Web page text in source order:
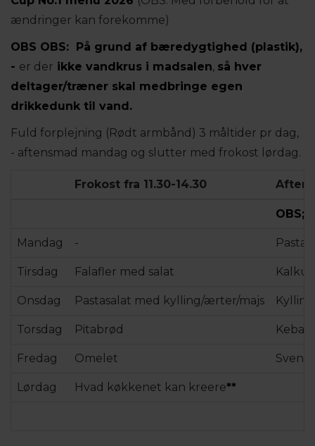
ændringer kan forekomme)
OBS OBS: På grund af bæredygtighed (plastik),
- er der ikke vandkrus i madsalen, så hver
deltager/træner skal medbringe egen
drikkedunk til vand.
Fuld forplejning (Rødt armbånd) 3 måltider pr dag,
- aftensmad mandag og slutter med frokost lørdag.
Frokost fra 11.30-14.30
OBS;
Mandag - Pasta
Tirsdag Falafler med salat
Onsdag Pastasalat med kylling/ærter/majs
Torsdag Pitabrød
Fredag Omelet
Lørdag Hvad køkkenet kan kreere**